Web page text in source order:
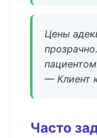
Цены
— Клиент
Часто